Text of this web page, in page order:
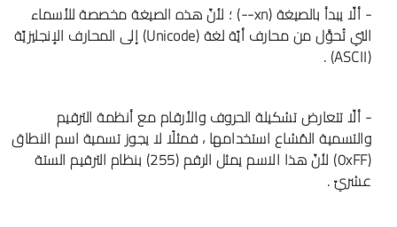
- ألّا يبدأ بالصيغة (xn--) ؛ لأنّ هذه الصيغة مخصصة للأسماء
التي تُحوَّل من محارف أيّة لغة (Unicode) إلى المحارف الإنجليزيّة
(ASCII) .
- ألّا تتعارض تشكيلة الحروف والأرقام مع أنظمة الترقيم
والتسمية المُشاع استخدامها ، فمثلًا لا يجوز تسمية اسم النطاق
(0xFF) لأنّ هذا الاسم يمثل الرقم (255) بنظام الترقيم الستة
عشريّ .